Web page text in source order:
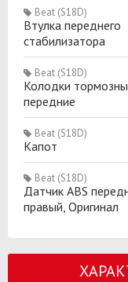
Beat (S18D)
Втулка переднего
стабилизатора
Beat (S18D)
Колодки
передние
Beat (S18D)
Капот
Beat (S18D)
Датчик ABS
правый, Оригинал